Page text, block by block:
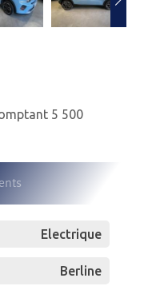
5 500
Electrique
Berline